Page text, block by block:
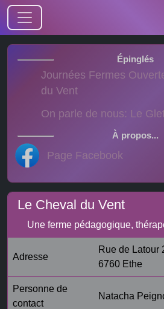
Journées Fermes
du Vent
On parle de nous: Le
Page Facebook
Le Cheval du Vent
Une ferme pédagogique,
Adresse
Rue de Latour
6760 Ethe
Personne de
contact
Natacha